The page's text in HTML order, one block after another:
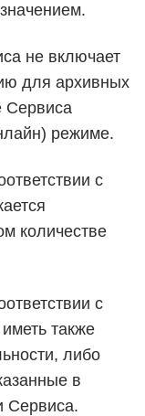
не включает
для архивных
Сервиса
режиме.
с
количестве
с
также
либо
в
Сервиса.